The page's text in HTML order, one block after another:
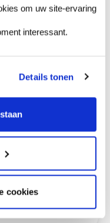
om uw site-ervaring
interessant.
Details tonen
cookies
Moderne
en fonction de
de vos